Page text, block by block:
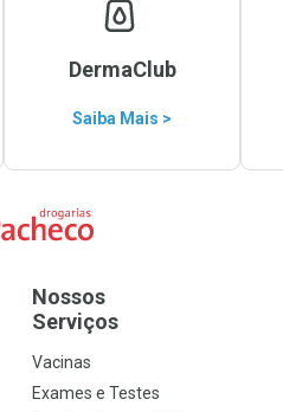
DermaClub
Saiba Mais >
Home
Nossos
Serviços
Vacinas
Exames e Testes